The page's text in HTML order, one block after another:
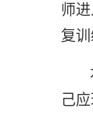
师
复
己